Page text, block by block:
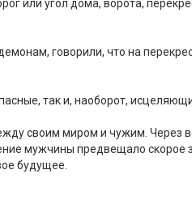
или угол дома, ворота,
говорили, что на
так и, наоборот,
своим миром и чужим. Через
мужчины предвещало скорое
будущее.